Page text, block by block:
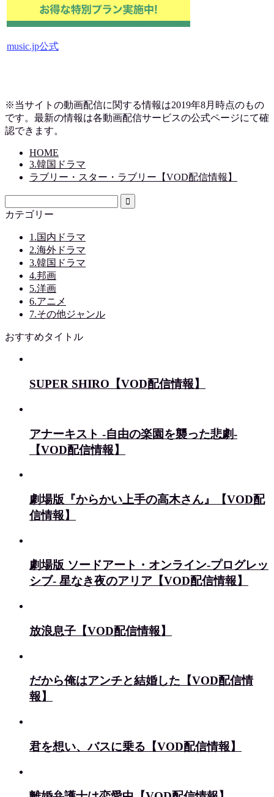
music.jp公式
※当サイトの動画配信に関する情報は2019年8月時点のもの
です。最新の情報は各動画配信サービスの公式ページにて確
認できます。
HOME
3.韓国ドラマ
ラブリー・スター・ラブリー【VOD配信情報】
カテゴリー
1.国内ドラマ
2.海外ドラマ
3.韓国ドラマ
4.邦画
5.洋画
6.アニメ
7.その他ジャンル
おすすめタイトル
SUPER SHIRO【VOD配信情報】
アナーキスト -自由の楽園を襲った悲劇-
【VOD配信情報】
劇場版『からかい上手の高木さん』【VOD配
信情報】
劇場版 ソードアート・オンライン-プログレッ
シブ- 星なき夜のアリア【VOD配信情報】
放浪息子【VOD配信情報】
だから俺はアンチと結婚した【VOD配信情
報】
君を想い、バスに乗る【VOD配信情報】